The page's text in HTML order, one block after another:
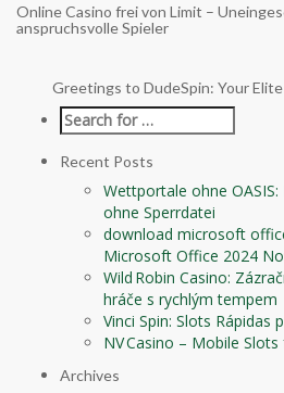
Online Casino frei von Limit –
anspruchsvolle Spieler
Greetings to DudeSpin: Your
Recent Posts
Wettportale ohne
ohne Sperrdatei
download microsoft
Microsoft Office 2024
Wild Robin Casino:
hráče s rychlým tempem
Vinci Spin: Slots Rápidas
NV Casino – Mobile
Archives